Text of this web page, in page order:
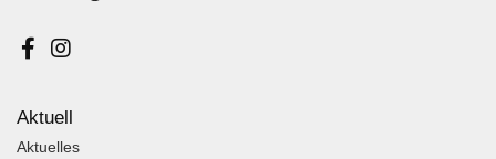
Aktuell
Aktuelles